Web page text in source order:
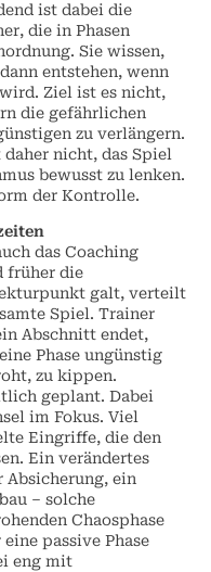
ist dabei die
die in Phasen
Sie wissen,
entstehen, wenn
Ziel ist es nicht,
die gefährlichen
zu verlängern.
daher nicht, das Spiel
bewusst zu lenken.
der Kontrolle.
das Coaching
früher die
galt, verteilt
Spiel. Trainer
Abschnitt endet,
Phase ungünstig
zu kippen.
geplant. Dabei
im Fokus. Viel
Eingriffe, die den
Ein verändertes
Absicherung, ein
– solche
Chaosphase
passive Phase
eng mit